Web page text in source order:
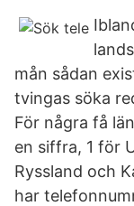
mån sådan
tvingas söka
För några få
en siffra, 1 för
Ryssland och
har